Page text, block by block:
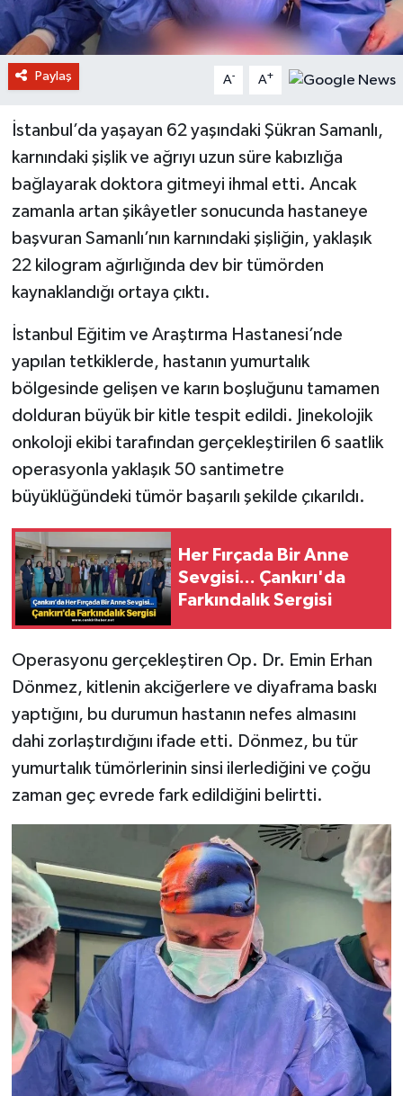
Paylaş A- A+
İstanbul’da yaşayan 62 yaşındaki Şükran Samanlı,
karnındaki şişlik ve ağrıyı uzun süre kabızlığa
bağlayarak doktora gitmeyi ihmal etti. Ancak
zamanla artan şikâyetler sonucunda hastaneye
başvuran Samanlı’nın karnındaki şişliğin, yaklaşık
22 kilogram ağırlığında dev bir tümörden
kaynaklandığı ortaya çıktı.
İstanbul Eğitim ve Araştırma Hastanesi’nde
yapılan tetkiklerde, hastanın yumurtalık
bölgesinde gelişen ve karın boşluğunu tamamen
dolduran büyük bir kitle tespit edildi. Jinekolojik
onkoloji ekibi tarafından gerçekleştirilen 6 saatlik
operasyonla yaklaşık 50 santimetre
büyüklüğündeki tümör başarılı şekilde çıkarıldı.
Her Fırçada Bir Anne
Sevgisi... Çankırı'da
Farkındalık Sergisi
Operasyonu gerçekleştiren Op. Dr. Emin Erhan
Dönmez, kitlenin akciğerlere ve diyaframa baskı
yaptığını, bu durumun hastanın nefes almasını
dahi zorlaştırdığını ifade etti. Dönmez, bu tür
yumurtalık tümörlerinin sinsi ilerlediğini ve çoğu
zaman geç evrede fark edildiğini belirtti.